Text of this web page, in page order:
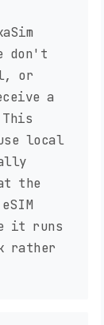
don't
or
a
local
the
it runs
rather